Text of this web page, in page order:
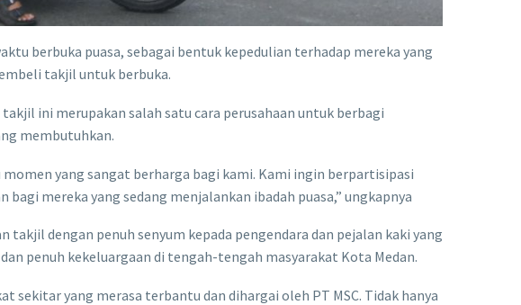
berbuka puasa, sebagai bentuk kepedulian terhadap mereka yang
takjil untuk berbuka.
ini merupakan salah satu cara perusahaan untuk berbagi
membutuhkan.
yang sangat berharga bagi kami. Kami ingin berpartisipasi
mereka yang sedang menjalankan ibadah puasa,” ungkapnya
dengan penuh senyum kepada pengendara dan pejalan kaki yang
penuh kekeluargaan di tengah-tengah masyarakat Kota Medan.
yang merasa terbantu dan dihargai oleh PT MSC. Tidak hanya